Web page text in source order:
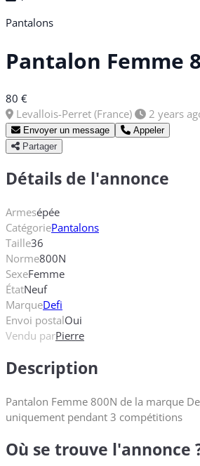
Pantalons
Pantalon Femme
80 €
Levallois-Perret (France)
2 years
Envoyer un message
Appeler
Partager
Détails de l'annonce
Armesépée
CatégoriePantalons
Taille36
Norme800N
SexeFemme
ÉtatNeuf
MarqueDefi
Envoi postalOui
Vendu parPierre
Description
Pantalon Femme 800N de la marque
uniquement pendant 3 compétitions
Où se trouve l'annonce